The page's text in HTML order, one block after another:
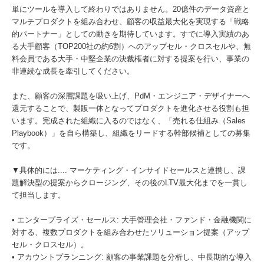
単にツールを導入して終わりではありません。20億件のデータ資産と
マルチプロダクトを組み合わせ、顧客の収益最大化を実現する「戦略
的パートナー」としての動きを期待しています。すでに導入実績のあ
る大手顧客（TOP200社の約6割）へのアップセル・クロスセルや、無
料会員である大手・中堅企業の決裁権者に対する提案を行い、事業の
非連続な成長を牽引してください。
また、顧客の深層課題を吸い上げ、PdM・エンジニア・デザイナーへ
還元することで、製販一体となってプロダクトを進化させる役割も担
います。完成された組織に入るのではなく、「売れる仕組み（Sales
Playbook）」を自ら構築し、組織をリードする幹部候補としての募集
です。
▼具体的には.... マーケティング・インサイドセールスと連携し、課
題解決型の提案からクロージング、その後のLTV最大化までを一貫し
て担当します。
• エンタープライズ・セールス: 大手管理会社・ファンド・金融機関に
対する、複数プロダクトを組み合わせたソリューション提案（アップ
セル・クロスセル）。
• アカウントプランニング: 顧客の事業課題を分析し、中長期的な導入